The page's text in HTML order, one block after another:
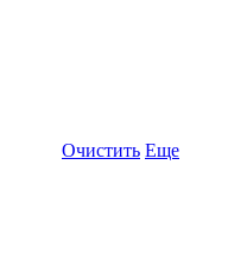
Очистить Еще